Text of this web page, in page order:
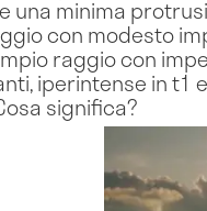
una minima
con modesto
raggio con
iperintense in t1
significa?